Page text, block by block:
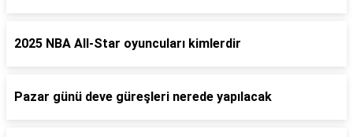
2025 NBA All-Star oyuncuları kimlerdir
Pazar günü deve güreşleri nerede yapılacak